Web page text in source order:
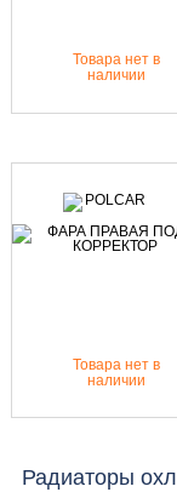
Товара нет в
наличии
Товара нет в
наличии
Радиаторы